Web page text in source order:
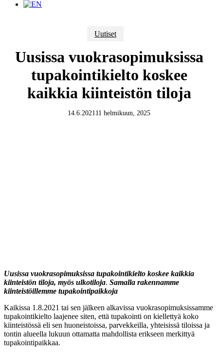
Uutiset
Uusissa vuokrasopimuksissa
tupakointikielto koskee
kaikkia kiinteistön tiloja
14.6.2021 11 helmikuun, 2025
Uusissa vuokrasopimuksissa tupakointikielto koskee kaikkia
kiinteistön tiloja, myös ulkotiloja. Samalla rakennamme
kiinteistöillemme tupakointipaikkoja
Kaikissa 1.8.2021 tai sen jälkeen alkavissa vuokrasopimuksissamme
tupakointikielto laajenee siten, että tupakointi on kiellettyä koko
kiinteistössä eli sen huoneistoissa, parvekkeilla, yhteisissä tiloissa ja
tontin alueella lukuun ottamatta mahdollista erikseen merkittyä
tupakointipaikkaa.